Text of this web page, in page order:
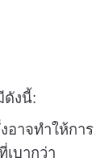
ดังนี้:
อาจทำให้การ
บากว่า